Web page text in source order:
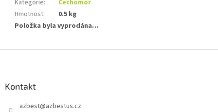
Kategorie:
Čechomor
Hmotnost:
0.5 kg
Položka byla vyprodána…
Kontakt
azbest@azbestus.cz